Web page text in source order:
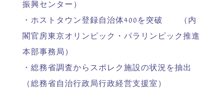
振興センター）
・ホストタウン登録自治体400を突破 （内
閣官房東京オリンピック・パラリンピック推進
本部事務局）
・総務省調査からスポレク施設の状況を抽出
（総務省自治行政局行政経営支援室）